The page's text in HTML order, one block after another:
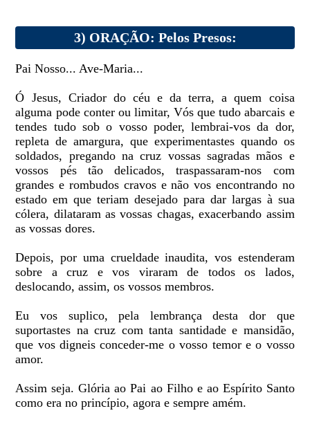
3) ORAÇÃO: Pelos Presos:
Pai Nosso... Ave-Maria...
Ó Jesus, Criador do céu e da terra, a quem coisa
alguma pode conter ou limitar, Vós que tudo abarcais e
tendes tudo sob o vosso poder, lembrai-vos da dor,
repleta de amargura, que experimentastes quando os
soldados, pregando na cruz vossas sagradas mãos e
vossos pés tão delicados, traspassaram-nos com
grandes e rombudos cravos e não vos encontrando no
estado em que teriam desejado para dar largas à sua
cólera, dilataram as vossas chagas, exacerbando assim
as vossas dores.
Depois, por uma crueldade inaudita, vos estenderam
sobre a cruz e vos viraram de todos os lados,
deslocando, assim, os vossos membros.
Eu vos suplico, pela lembrança desta dor que
suportastes na cruz com tanta santidade e mansidão,
que vos digneis conceder-me o vosso temor e o vosso
amor.
Assim seja. Glória ao Pai ao Filho e ao Espírito Santo
como era no princípio, agora e sempre amém.